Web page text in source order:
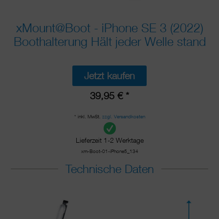
xMount@Boot - iPhone SE 3 (2022)
Boothalterung Hält jeder Welle stand
Jetzt kaufen
39,95 € *
* inkl. MwSt. zzgl. Versandkosten
Lieferzeit 1-2 Werktage
xm-Boot-01-iPhone5_134
Technische Daten